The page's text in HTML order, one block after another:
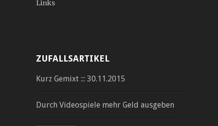
Links
ZUFALLSARTIKEL
Kurz Gemixt ::: 30.11.2015
Durch Videospiele mehr Geld ausgeben